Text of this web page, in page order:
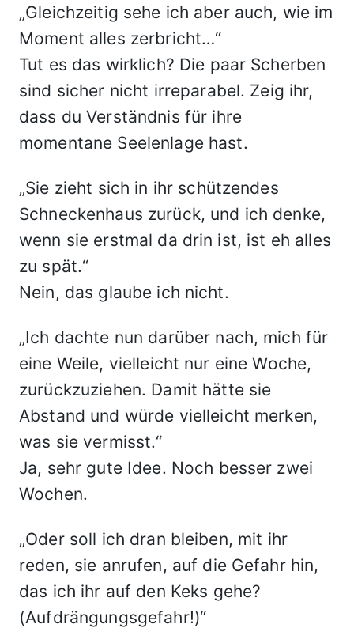
„Gleichzeitig sehe ich aber auch, wie im
Moment alles zerbricht…“
Tut es das wirklich? Die paar Scherben
sind sicher nicht irreparabel. Zeig ihr,
dass du Verständnis für ihre
momentane Seelenlage hast.
„Sie zieht sich in ihr schützendes
Schneckenhaus zurück, und ich denke,
wenn sie erstmal da drin ist, ist eh alles
zu spät.“
Nein, das glaube ich nicht.
„Ich dachte nun darüber nach, mich für
eine Weile, vielleicht nur eine Woche,
zurückzuziehen. Damit hätte sie
Abstand und würde vielleicht merken,
was sie vermisst.“
Ja, sehr gute Idee. Noch besser zwei
Wochen.
„Oder soll ich dran bleiben, mit ihr
reden, sie anrufen, auf die Gefahr hin,
das ich ihr auf den Keks gehe?
(Aufdrängungsgefahr!)“